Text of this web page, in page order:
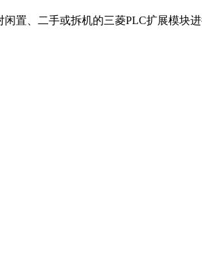
置、二手或拆机的三菱PLC扩展模块